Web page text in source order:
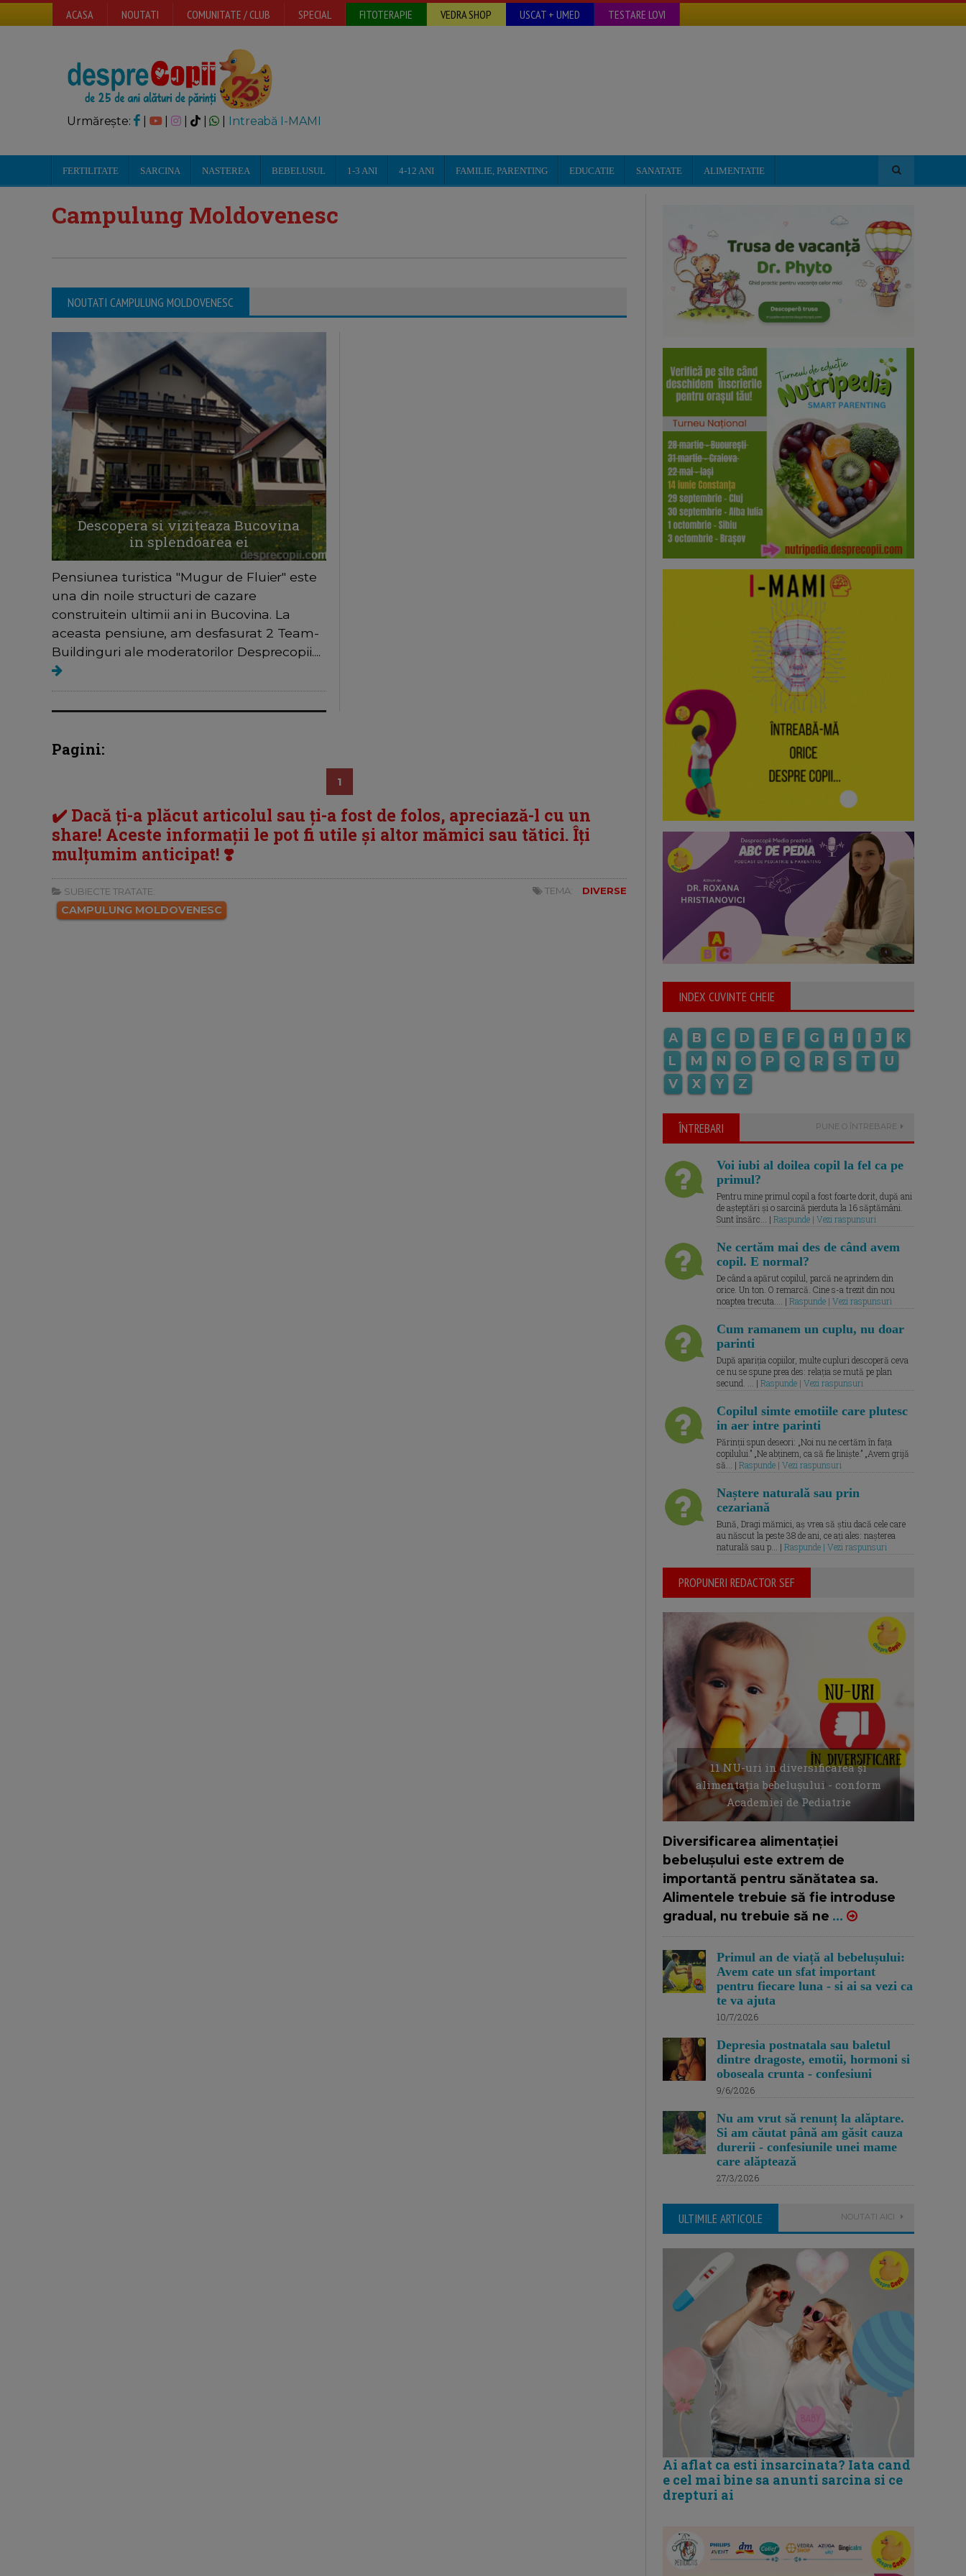
ACASA NOUTATI COMUNITATE / CLUB SPECIAL FITOTERAPIE VEDRA SHOP USCAT + UMED TESTARE LOVI
Urmărește: | | Intreabă I-MAMI
FERTILITATE SARCINA NASTEREA BEBELUSUL 1-3 ANI 4-12 ANI FAMILIE, PARENTING EDUCATIE SANATATE ALIMENTATIE
Campulung Moldovenesc
NOUTATI CAMPULUNG MOLDOVENESC
Descopera si viziteaza Bucovina
in splendoarea ei
Pensiunea turistica "Mugur de Fluier" este
una din noile structuri de cazare
construitein ultimii ani in Bucovina. La
aceasta pensiune, am desfasurat 2 Team-
Buildinguri ale moderatorilor Desprecopii....
Pagini:
1
✔️ Dacă ți-a plăcut articolul sau ți-a fost de folos, apreciază-l cu un
share! Aceste informații le pot fi utile și altor mămici sau tătici. Îți
mulțumim anticipat! ❣️
SUBIECTE TRATATE:
CAMPULUNG MOLDOVENESC
TEMA: DIVERSE
INDEX CUVINTE CHEIE
A B C D E F G H I J
K
L
M N O P Q R S T
U
V
X Y Z
ÎNTREBARI PUNE O ÎNTREBARE
Voi iubi al doilea copil la fel ca pe
primul?
Pentru mine primul copil a fost foarte dorit, după ani
de așteptări și o sarcină pierduta la 16 săptămâni.
Sunt însărc... | Raspunde | Vezi raspunsuri
Ne certăm mai des de când avem
copil. E normal?
De când a apărut copilul, parcă ne aprindem din
orice. Un ton. O remarcă. Cine s-a trezit din nou
noaptea trecuta.... | Raspunde | Vezi raspunsuri
Cum ramanem un cuplu, nu doar
parinti
După apariția copiilor, multe cupluri descoperă ceva
ce nu se spune prea des: relația se mută pe plan
secund. ... | Raspunde | Vezi raspunsuri
Copilul simte emotiile care plutesc
in aer intre parinti
Părinții spun deseori: „Noi nu ne certăm în fața
copilului.” „Ne abținem, ca să fie liniște.” „Avem grijă
să... | Raspunde | Vezi raspunsuri
Naștere naturală sau prin
cezariană
Bună, Dragi mămici, aș vrea să știu dacă cele care
au născut la peste 38 de ani, ce ați ales: nașterea
naturală sau p... | Raspunde | Vezi raspunsuri
PROPUNERI REDACTOR SEF
11 NU-uri in diversificarea și
alimentația bebelușului - conform
Academiei de Pediatrie
Diversificarea alimentației
bebelușului este extrem de
importantă pentru sănătatea sa.
Alimentele trebuie să fie introduse
gradual, nu trebuie să ne ...
Primul an de viață al bebelușului:
Avem cate un sfat important
pentru fiecare luna - si ai sa vezi ca
te va ajuta
10/7/2026
Depresia postnatala sau baletul
dintre dragoste, emotii, hormoni si
oboseala crunta - confesiuni
9/6/2026
Nu am vrut să renunț la alăptare.
Si am căutat până am găsit cauza
durerii - confesiunile unei mame
care alăptează
27/3/2026
ULTIMILE ARTICOLE NOUTATI AICI
Ai aflat ca esti insarcinata? Iata cand
e cel mai bine sa anunti sarcina si ce
drepturi ai